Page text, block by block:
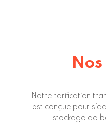
Notre tarification
est conçue pour
stockage de